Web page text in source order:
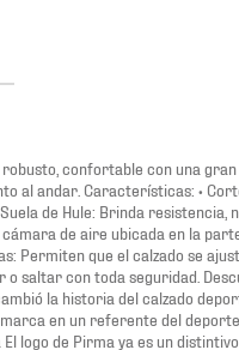
confortable con una gran
al andar. Características: •
de Hule: Brinda resistencia,
de aire ubicada en la
Permiten que el calzado se
saltar con toda seguridad.
la historia del calzado
en un referente del
logo de Pirma ya es un